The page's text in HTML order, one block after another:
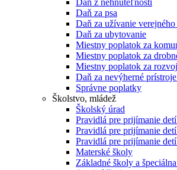
Daň z nehnuteľnosti
Daň za psa
Daň za užívanie verejného
Daň za ubytovanie
Miestny poplatok za
Miestny poplatok za
Miestny poplatok za rozvoj
Daň za nevýherné
Správne poplatky
Školstvo, mládež
Školský úrad
Pravidlá pre prijímanie
Pravidlá pre prijímanie
Pravidlá pre prijímanie
Materské školy
Základné školy a